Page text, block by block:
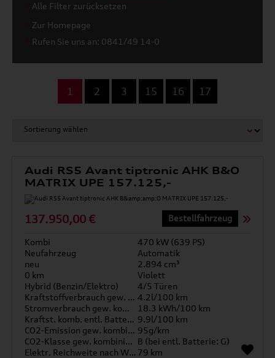
Alle Filter zurücksetzen
Zur Homepage
Rufen Sie uns an: 0841/49 14-0
1 2 3 15 16 17
Audi RS5 Avant tiptronic AHK B&O
MATRIX UPE 157.125,-
137.950,00 € Bestellfahrzeug
Kombi
470 kW (639 PS)
Neufahrzeug
Automatik
neu
2.894 cm³
0 km
Violett
Hybrid (Benzin/Elektro)
4/5 Türen
Kraftstoffverbrauch gew. kombiniert 4.2l/100 km
Stromverbrauch gew. kombiniert
18.3 kWh/100 km
Kraftst. komb. entl. Batterie 9.9l/100 km
CO2-Emission gew. kombiniert 95g/km
CO2-Klasse gew. kombiniert B (bei entl. Batterie: G)
Elektr. Reichweite nach WLTP* 79 km